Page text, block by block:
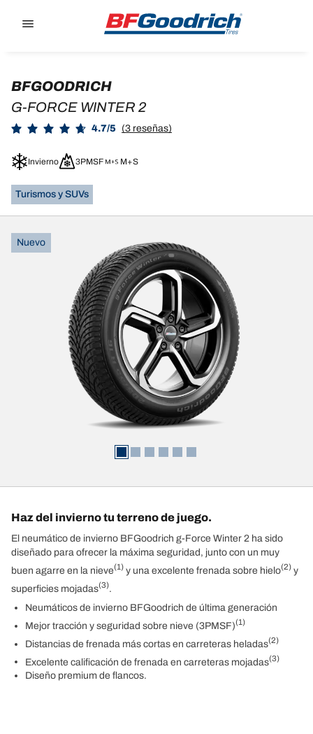
Nuevo
BFGOODRICH
G-FORCE WINTER 2
4.7/5 (3 reseñas)
Invierno 3PMSF M+S
Turismos y SUVs
Haz del invierno tu terreno de juego.
El neumático de invierno BFGoodrich g-Force Winter 2 ha sido
diseñado para ofrecer la máxima seguridad, junto con un muy
buen agarre en la nieve(1) y una excelente frenada sobre hielo(2) y
superficies mojadas(3).
Neumáticos de invierno BFGoodrich de última generación
Mejor tracción y seguridad sobre nieve (3PMSF)(1)
Distancias de frenada más cortas en carreteras heladas(2)
Excelente calificación de frenada en carreteras mojadas(3)
Diseño premium de flancos.